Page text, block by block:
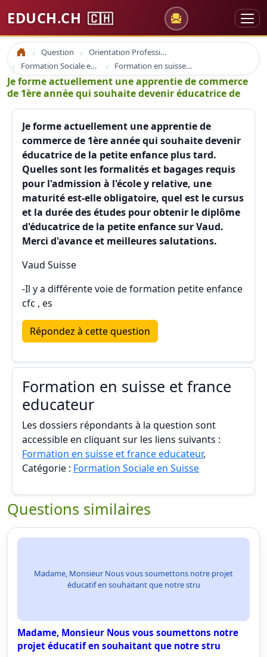
EDUCH.CH 🇨🇭
Accueil Question
Orientation Professionnelle
Formation Sociale en Suisse
Formation en suisse et france educateur
Je forme actuellement une apprentie de commerce
de 1ère année qui souhaite devenir éducatrice de
Je forme actuellement une apprentie de
commerce de 1ère année qui souhaite devenir
éducatrice de la petite enfance plus tard.
Quelles sont les formalités et bagages requis
pour l'admission à l'école y relative, une
maturité est-elle obligatoire, quel est le cursus
et la durée des études pour obtenir le diplôme
d'éducatrice de la petite enfance sur Vaud.
Merci d'avance et meilleures salutations.
Vaud Suisse
-Il y a différente voie de formation petite enfance
cfc , es
Répondez à cette question
Formation en suisse et france
educateur
Les dossiers répondants à la question sont
accessible en cliquant sur les liens suivants :
Formation en suisse et france educateur,
Catégorie : Formation Sociale en Suisse
Questions similaires
Madame, Monsieur Nous vous soumettons notre projet
éducatif en souhaitant que notre stru
Madame, Monsieur Nous vous soumettons notre
projet éducatif en souhaitant que notre stru